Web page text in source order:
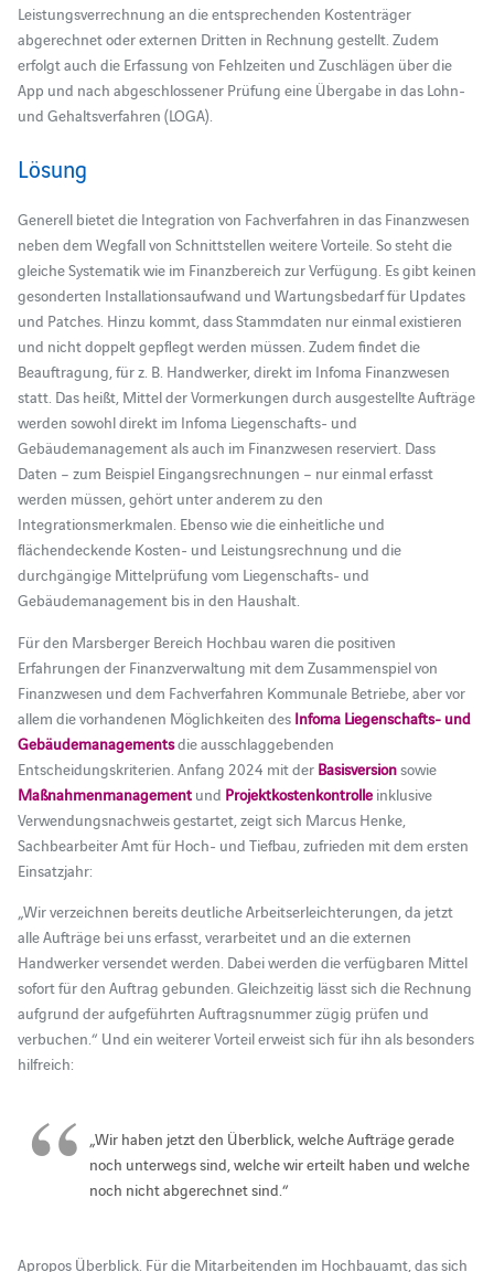
Leistungsverrechnung an die entsprechenden Kostenträger
abgerechnet oder externen Dritten in Rechnung gestellt. Zudem
erfolgt auch die Erfassung von Fehlzeiten und Zuschlägen über die
App und nach abgeschlossener Prüfung eine Übergabe in das Lohn-
und Gehaltsverfahren (LOGA).
Lösung
Generell bietet die Integration von Fachverfahren in das Finanzwesen
neben dem Wegfall von Schnittstellen weitere Vorteile. So steht die
gleiche Systematik wie im Finanzbereich zur Verfügung. Es gibt keinen
gesonderten Installationsaufwand und Wartungsbedarf für Updates
und Patches. Hinzu kommt, dass Stammdaten nur einmal existieren
und nicht doppelt gepflegt werden müssen. Zudem findet die
Beauftragung, für z. B. Handwerker, direkt im Infoma Finanzwesen
statt. Das heißt, Mittel der Vormerkungen durch ausgestellte Aufträge
werden sowohl direkt im Infoma Liegenschafts- und
Gebäudemanagement als auch im Finanzwesen reserviert. Dass
Daten – zum Beispiel Eingangsrechnungen – nur einmal erfasst
werden müssen, gehört unter anderem zu den
Integrationsmerkmalen. Ebenso wie die einheitliche und
flächendeckende Kosten- und Leistungsrechnung und die
durchgängige Mittelprüfung vom Liegenschafts- und
Gebäudemanagement bis in den Haushalt.
Für den Marsberger Bereich Hochbau waren die positiven
Erfahrungen der Finanzverwaltung mit dem Zusammenspiel von
Finanzwesen und dem Fachverfahren Kommunale Betriebe, aber vor
allem die vorhandenen Möglichkeiten des Infoma Liegenschafts- und
Gebäudemanagementsdie ausschlaggebenden
Entscheidungskriterien. Anfang 2024 mit der Basisversionsowie
Maßnahmenmanagement und Projektkostenkontrolle inklusive
Verwendungsnachweis gestartet, zeigt sich Marcus Henke,
Sachbearbeiter Amt für Hoch- und Tiefbau, zufrieden mit dem ersten
Einsatzjahr:
„Wir verzeichnen bereits deutliche Arbeitserleichterungen, da jetzt
alle Aufträge bei uns erfasst, verarbeitet und an die externen
Handwerker versendet werden. Dabei werden die verfügbaren Mittel
sofort für den Auftrag gebunden. Gleichzeitig lässt sich die Rechnung
aufgrund der aufgeführten Auftragsnummer zügig prüfen und
verbuchen.“ Und ein weiterer Vorteil erweist sich für ihn als besonders
hilfreich:
„Wir haben jetzt den Überblick, welche Aufträge gerade
noch unterwegs sind, welche wir erteilt haben und welche
noch nicht abgerechnet sind.“
Apropos Überblick. Für die Mitarbeitenden im Hochbauamt, das sich